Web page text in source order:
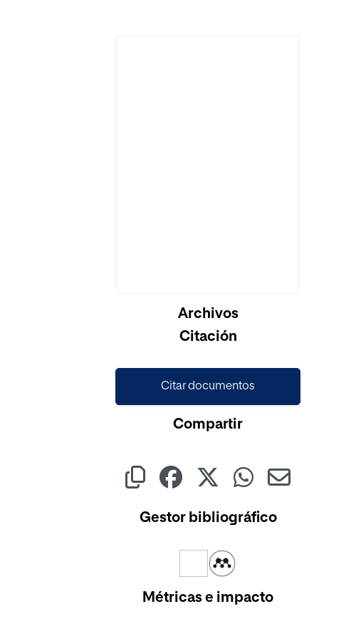
Archivos
Citación
Citar documentos
Compartir
Gestor bibliográfico
Métricas e impacto